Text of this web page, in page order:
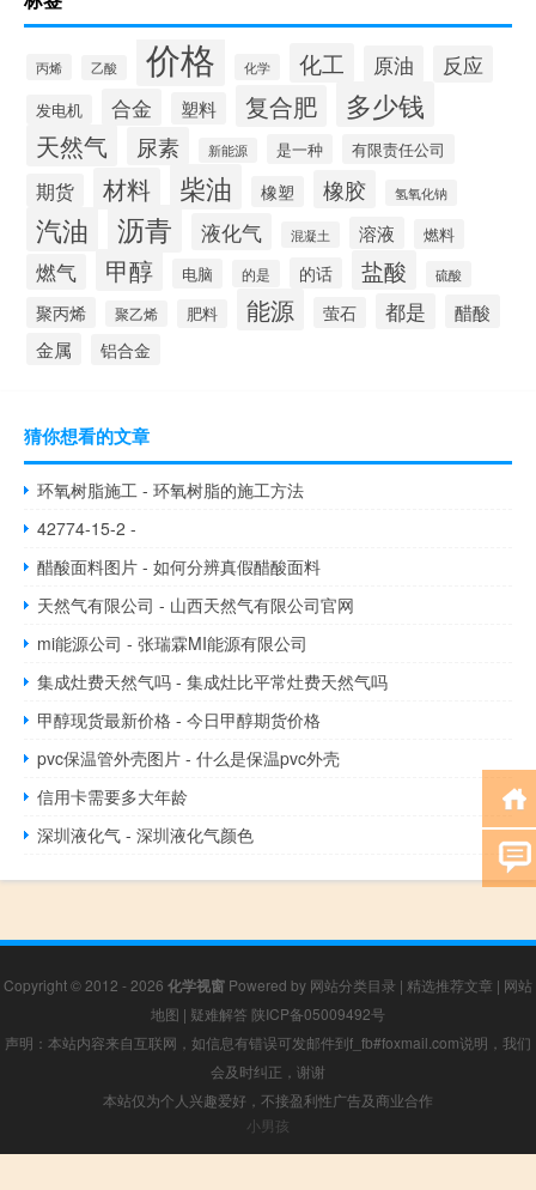
丙烯 乙酸 价格 化学 化工 原油 反应
发电机 合金 塑料 复合肥 多少钱
天然气 尿素 新能源 是一种 有限责任公司
期货 材料 柴油 橡塑 橡胶 氢氧化钠
汽油 沥青 液化气 混凝土 溶液 燃料
燃气 甲醇 电脑 的是 的话 盐酸 硫酸
聚丙烯 聚乙烯 肥料 能源 萤石 都是 醋酸
金属 铝合金
猜你想看的文章
环氧树脂施工 - 环氧树脂的施工方法
42774-15-2 -
醋酸面料图片 - 如何分辨真假醋酸面料
天然气有限公司 - 山西天然气有限公司官网
mi能源公司 - 张瑞霖MI能源有限公司
集成灶费天然气吗 - 集成灶比平常灶费天然气吗
甲醇现货最新价格 - 今日甲醇期货价格
pvc保温管外壳图片 - 什么是保温pvc外壳
信用卡需要多大年龄
深圳液化气 - 深圳液化气颜色
Copyright © 2012 - 2026 化学视窗 Powered by 网站分类目录 | 精选推荐文章 | 网站
地图 | 疑难解答 陕ICP备05009492号
声明：本站内容来自互联网，如信息有错误可发邮件到f_fb#foxmail.com说明，我们
会及时纠正，谢谢
本站仅为个人兴趣爱好，不接盈利性广告及商业合作
小男孩